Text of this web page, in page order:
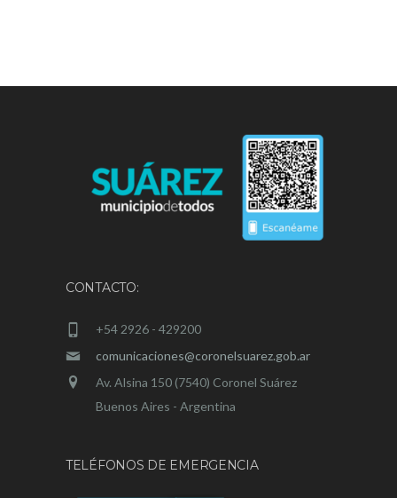
CONTACTO:
+54 2926 - 429200
comunicaciones@coronelsuarez.gob.ar
Av. Alsina 150 (7540) Coronel Suárez
Buenos Aires - Argentina
TELÉFONOS DE EMERGENCIA